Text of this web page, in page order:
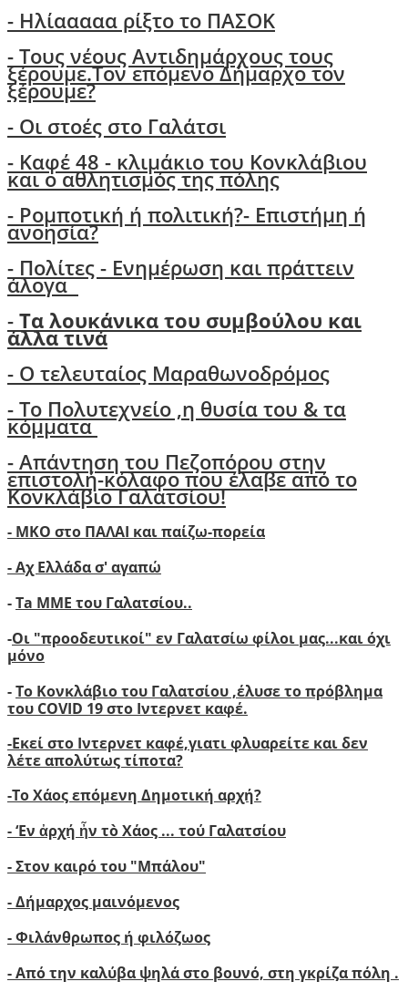
- Ηλίααααα ρίξτο το ΠΑΣΟΚ
-Τους νέους Αντιδημάρχους τους
ξέρουμε.Τον επόμενο Δήμαρχο τον
ξέρουμε?
- Οι στοές στο Γαλάτσι
- Καφέ 48 - κλιμάκιο του Κονκλάβιου
και ο αθλητισμός της πόλης
- Ρομποτική ή πολιτική?- Επιστήμη ή
ανοησία?
- Πολίτες - Ενημέρωση και πράττειν
άλογα
-Τα λουκάνικα του συμβούλου και
άλλα τινά
- Ο τελευταίος Μαραθωνοδρόμος
- Το Πολυτεχνείο ,η θυσία του & τα
κόμματα
- Απάντηση του Πεζοπόρου στην
επιστολή-κόλαφο που έλαβε από το
Κονκλάβιο Γαλατσίου!
- ΜΚΟ στο ΠΑΛΑΙ και παίζω-πορεία
- Αχ Ελλάδα σ' αγαπώ
-Ta ΜΜΕ του Γαλατσίου..
-Οι "προοδευτικοί" εν Γαλατσίω φίλοι μας...και όχι
μόνο
-Το Κονκλάβιο του Γαλατσίου ,έλυσε το πρόβλημα
του COVID 19 στο Ιντερνετ καφέ.
-Εκεί στο Ιντερνετ καφέ,γιατι φλυαρείτε και δεν
λέτε απολύτως τίποτα?
-Το Χάος επόμενη Δημοτική αρχή?
-‘Εν ἀρχή ἦν τὸ Χάος ... τού Γαλατσίου
-Στον καιρό του "Μπάλου"
- Δήμαρχος μαινόμενος
- Φιλάνθρωπος ή φιλόζωος
- Από την καλύβα ψηλά στο βουνό, στη γκρίζα πόλη .